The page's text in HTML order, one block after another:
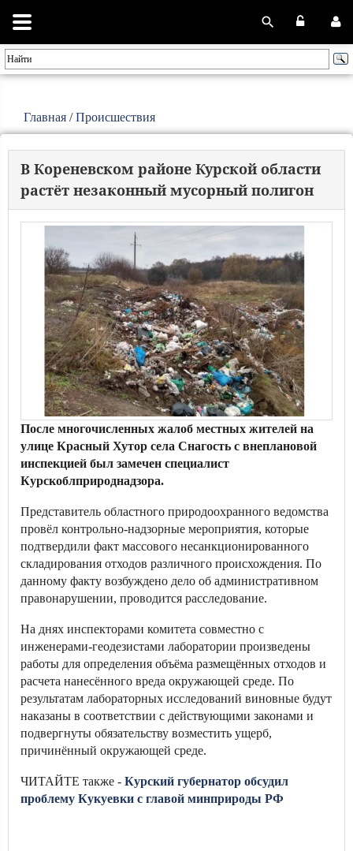
Главная /Происшествия
В Кореневском районе Курской области
растёт незаконный мусорный полигон
После многочисленных жалоб местных жителей на
улице Красный Хутор села Снагость с внеплановой
инспекцией был замечен специалист
Курскоблприроднадзора.
Представитель областного природоохранного ведомства
провёл контрольно-надзорные мероприятия, которые
подтвердили факт массового несанкционированного
складирования отходов различного происхождения. По
данному факту возбуждено дело об административном
правонарушении, проводится расследование.
На днях инспекторами комитета совместно с
инженерами-геодезистами лаборатории произведены
работы для определения объёма размещённых отходов и
расчета нанесённого вреда окружающей среде. По
результатам лабораторных исследований виновные будут
наказаны в соответствии с действующими законами и
подвергнуты обязательству возместить ущерб,
причинённый окружающей среде.
ЧИТАЙТЕ также - Курский губернатор обсудил
проблему Кукуевки с главой минприроды РФ